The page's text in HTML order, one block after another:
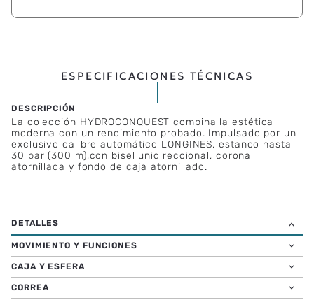
ESPECIFICACIONES TÉCNICAS
La colección HYDROCONQUEST combina la estética
moderna con un rendimiento probado. Impulsado por un
exclusivo calibre automático LONGINES, estanco hasta
30 bar (300 m),con bisel unidireccional, corona
atornillada y fondo de caja atornillado.
MOVIMIENTO Y FUNCIONES
CAJA Y ESFERA
CORREA